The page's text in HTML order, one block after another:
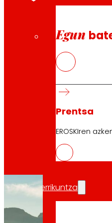
Egun
Prentsa
EROSKIren
Berrikuntza
ekonomia